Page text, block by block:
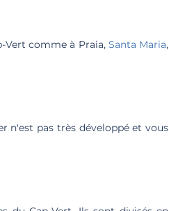
Vert comme à Praia, Santa Maria,
n'est pas très développé et vous